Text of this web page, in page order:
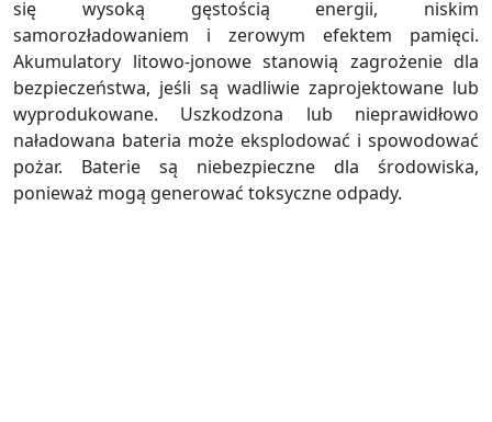
się wysoką gęstością energii, niskim
samorozładowaniem i zerowym efektem pamięci.
Akumulatory litowo-jonowe stanowią zagrożenie dla
bezpieczeństwa, jeśli są wadliwie zaprojektowane lub
wyprodukowane. Uszkodzona lub nieprawidłowo
naładowana bateria może eksplodować i spowodować
pożar. Baterie są niebezpieczne dla środowiska,
ponieważ mogą generować toksyczne odpady.